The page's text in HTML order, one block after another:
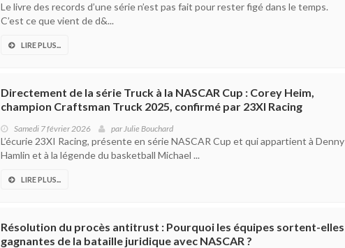
Le livre des records d’une série n’est pas fait pour rester figé dans le temps.
C’est ce que vient de d&...
LIRE PLUS...
Directement de la série Truck à la NASCAR Cup : Corey Heim,
champion Craftsman Truck 2025, confirmé par 23XI Racing
Samedi 7 février 2026 parJulie Bouchard
L’écurie 23XI Racing, présente en série NASCAR Cup et qui appartient à Denny
Hamlin et à la légende du basketball Michael ...
LIRE PLUS...
Résolution du procès antitrust : Pourquoi les équipes sortent-elles
gagnantes de la bataille juridique avec NASCAR ?